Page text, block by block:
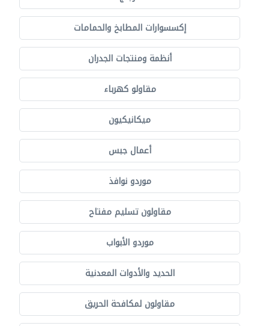
إكسسوارات المطابخ والحمامات
أنظمة ومنتجات الجدران
مقاولو كهرباء
ميكانيكيون
أعمال جبس
موردو نوافذ
مقاولون تسليم مفتاح
موردو الأبواب
الحديد والأدوات المعدنية
مقاولون لمكافحة الحريق